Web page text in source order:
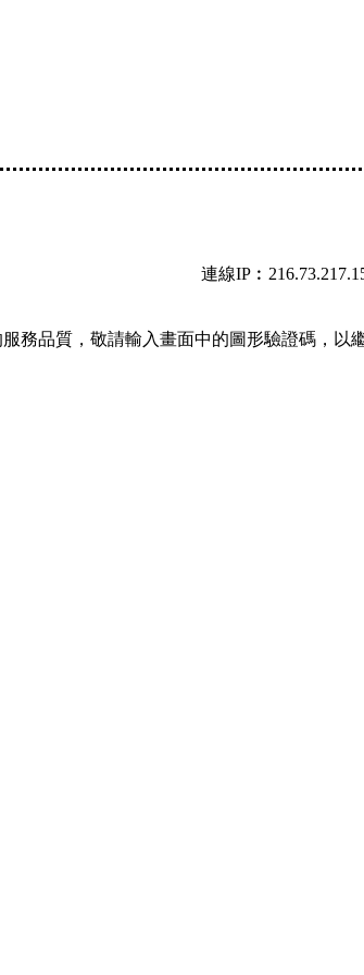
連線
務品質，敬請輸入畫面中的圖形驗證碼，以